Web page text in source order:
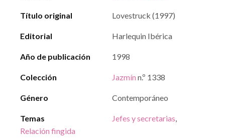
Título original Lovestruck (1997)
Editorial Harlequin Ibérica
Año de publicación 1998
Colección Jazmín n.º 1338
Género Contemporáneo
Temas Jefes y secretarias,
Relación fingida